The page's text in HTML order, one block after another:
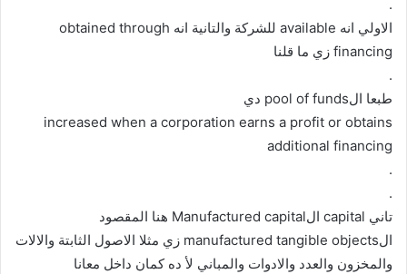
.
الاولي انه available للشركة والتانية انه obtained through
financing زي ما قلنا
.
طبعا الpool of funds دي
increased when a corporation earns a profit or obtains
additional financing
.
.
تاني capital الManufactured capital هنا المقصود
الmanufactured tangible objects زي مثلا الاصول الثابتة والالات
والمخزون والعدد والادوات والمباني لأ ده كمان داخل معانا